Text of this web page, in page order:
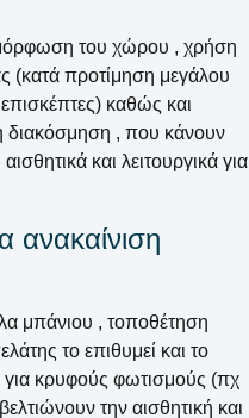
του χώρου , χρήση
(κατά προτίμηση μεγάλου
καθώς και
διακόσμηση , που κάνουν
και λειτουργικά για
ανακαίνιση
μπάνιου , τοποθέτηση
το επιθυμεί και το
για κρυφούς φωτισμούς (πχ
την αισθητική και